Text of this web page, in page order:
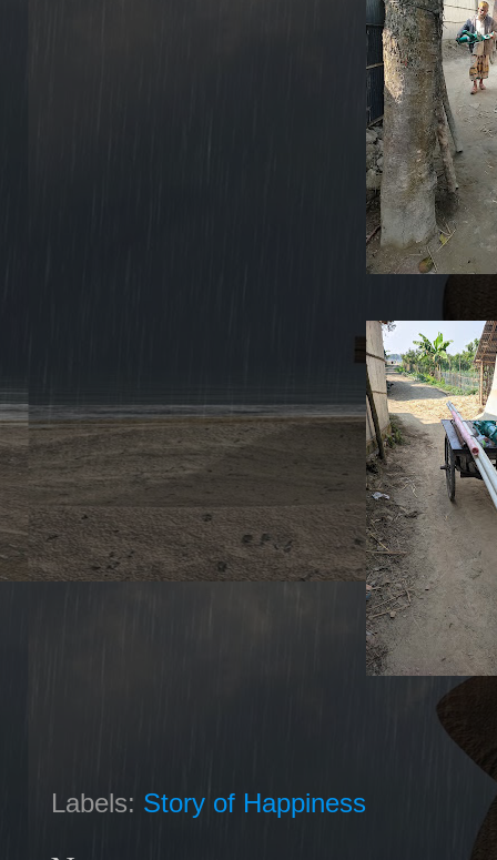
Labels: Story of Happiness